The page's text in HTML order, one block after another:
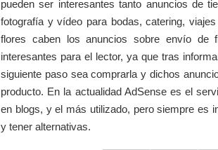
pueden ser interesantes tanto anuncios de
fotografía y vídeo para bodas, catering,
flores caben los anuncios sobre envío de
interesantes para el lector, ya que tras
siguiente paso sea comprarla y dichos
producto. En la actualidad AdSense es el
en blogs, y el más utilizado, pero siempre es
y tener alternativas.